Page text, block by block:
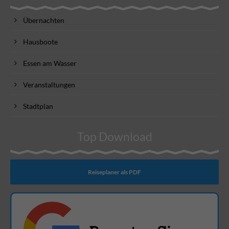
Übernachten
Hausboote
Essen am Wasser
Veranstaltungen
Stadtplan
Top Download
Reiseplaner als PDF